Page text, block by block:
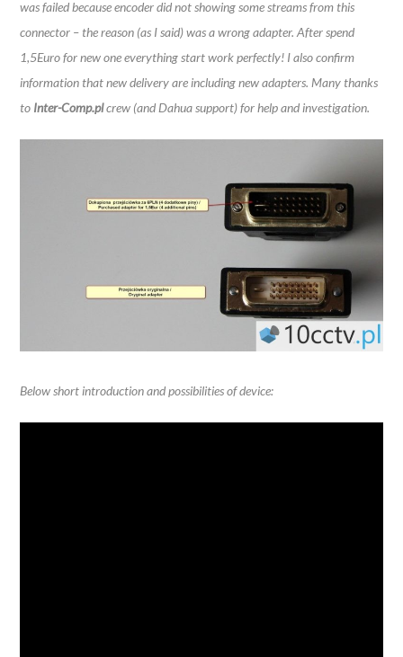
was failed because encoder did not showing some streams from this
connector – the reason (as I said) was a wrong adapter. After spend
1,5Euro for new one everything start work perfectly! I also confirm
information that new delivery are including new adapters. Many thanks
to Inter-Comp.plcrew (and Dahua support) for help and investigation.
Below short introduction and possibilities of device: